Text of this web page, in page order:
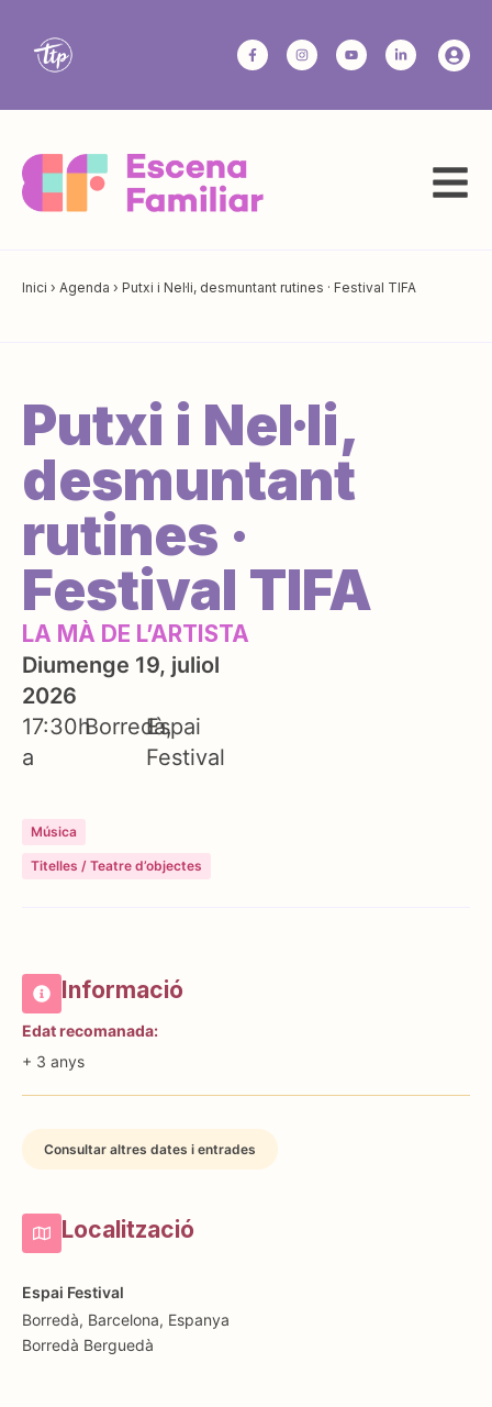
Inici › Agenda › Putxi i Nel·li, desmuntant rutines · Festival TIFA
Putxi i Nel·li,
desmuntant
rutines ·
Festival TIFA
LA MÀ DE L’ARTISTA
Diumenge 19, juliol
2026
17:30h
a
BorredàEspai
Festival
Música
Titelles / Teatre d’objectes
Informació
Edat recomanada:
+ 3 anys
Consultar altres dates i entrades
Localització
Espai Festival
Borredà, Barcelona, Espanya
Borredà Berguedà